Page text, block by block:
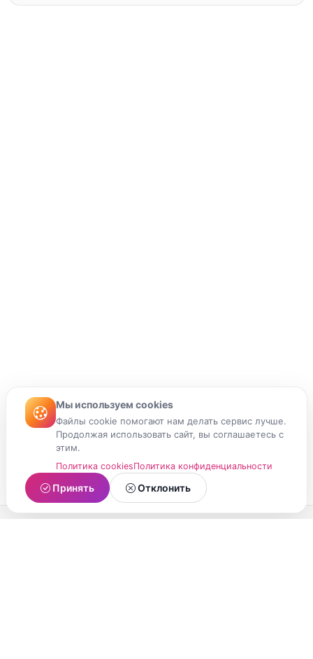
Мы используем cookies
Файлы cookie помогают нам делать сервис лучше.
Продолжая использовать сайт, вы соглашаетесь с
этим.
Политика cookiesПолитика конфиденциальности
Принять Отклонить